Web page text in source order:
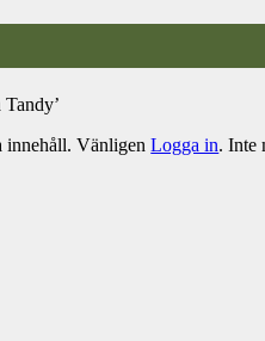
Tandy’
innehåll. VänligenLogga in. Inte